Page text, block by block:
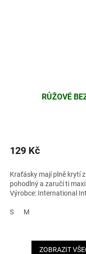
RŮŽOVÉ
129 Kč
Kraťásky mají plně krytí
pohodlný a zaručí ti
Výrobce: International
S M
ZOBRAZIT